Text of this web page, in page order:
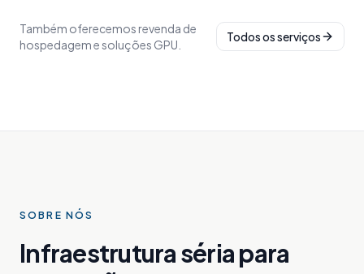
Também oferecemos revenda de
hospedagem e soluções GPU.
Todos os serviços
SOBRE NÓS
Infraestrutura séria para